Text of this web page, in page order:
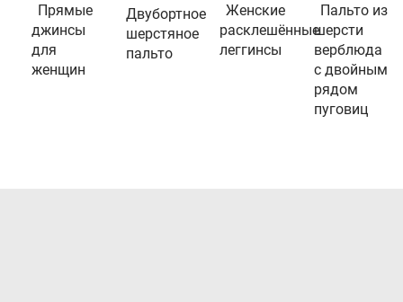
Прямые
джинсы
для
женщин
Двубортное
шерстяное
пальто
Женские
расклешённые
леггинсы
Пальто из
шерсти
верблюда
с двойным
рядом
пуговиц